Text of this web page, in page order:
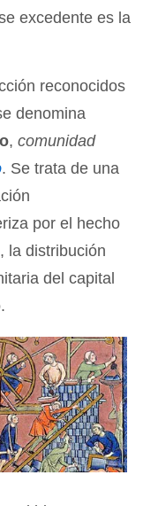
excedente es la
reconocidos
denomina
, comunidad
. Se trata de una
por el hecho
la distribución
del capital